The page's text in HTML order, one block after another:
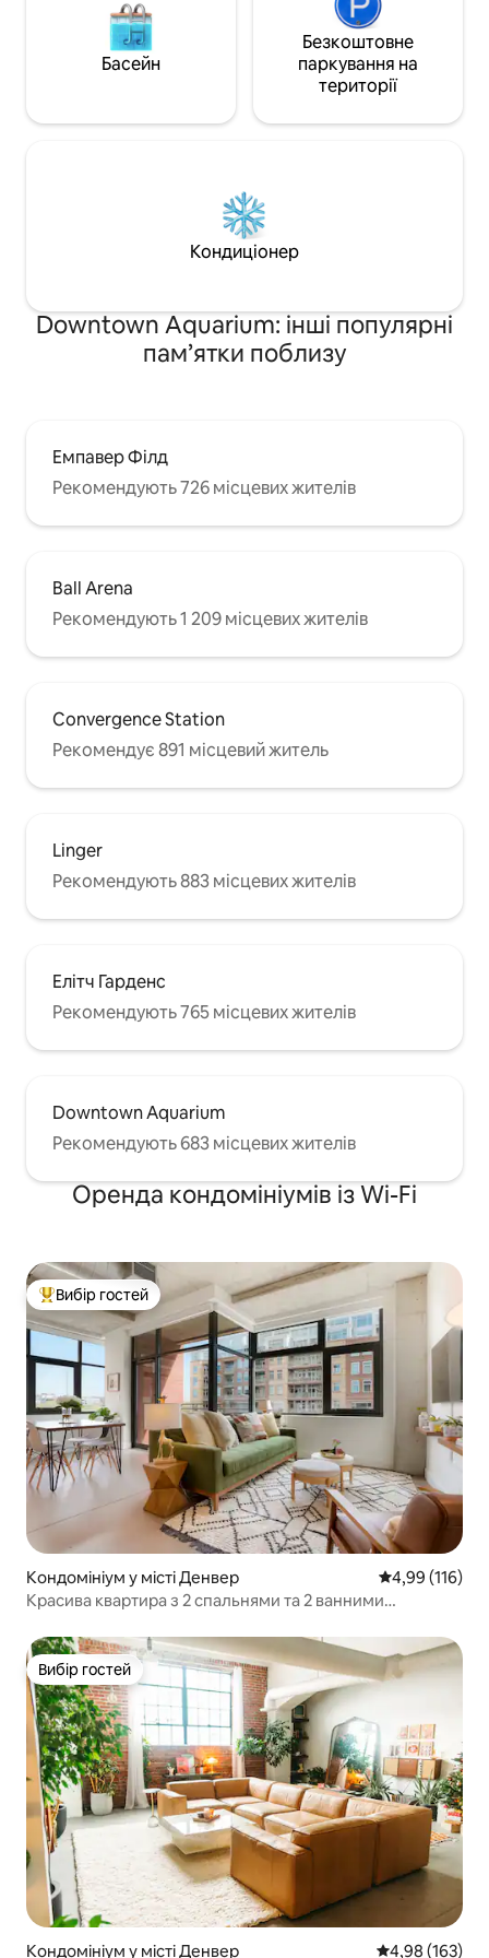
Басейн
Безкоштовне
паркування на
території
Кондиціонер
Downtown Aquarium: інші популярні
пам’ятки поблизу
Емпавер Філд
Рекомендують 726 місцевих жителів
Ball Arena
Рекомендують 1 209 місцевих жителів
Convergence Station
Рекомендує 891 місцевий житель
Linger
Рекомендують 883 місцевих жителів
Елітч Гарденс
Рекомендують 765 місцевих жителів
Downtown Aquarium
Рекомендують 683 місцевих жителів
Оренда кондомініумів із Wi-Fi
Топ вибір гостей
Вибір гостей
Кондомініум у місті Денвер Середня
4,99 (116)
Красива квартира з 2 спальнями та 2 ванними
Вибір гостей
Вибір гостей
Кондомініум у місті Денвер Середня
4,98 (163)